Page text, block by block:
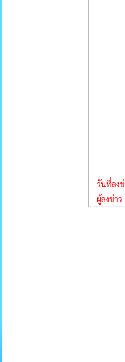
วันที่ลงข่
ผู้ลงข่าว